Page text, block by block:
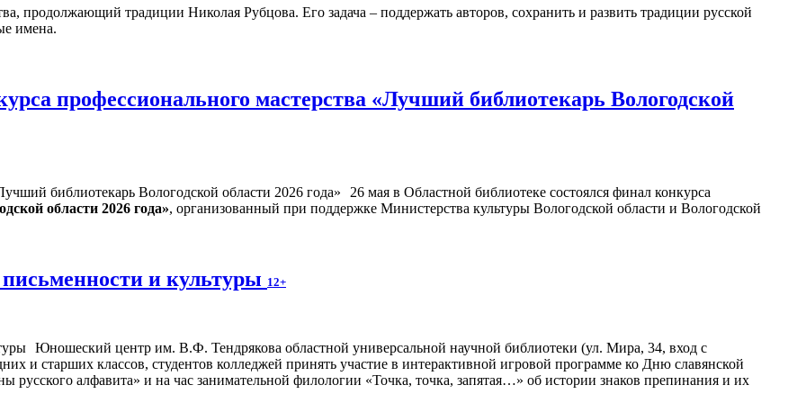
продолжающий традиции Николая Рубцова. Его задача – поддержать авторов, сохранить и развить традиции русской
имена.
профессионального мастерства «Лучший библиотекарь Вологодской
26 мая в Областной библиотеке состоялся финал конкурса
области 2026 года», организованный при поддержке Министерства культуры Вологодской области и Вологодской
и культуры 12+
Юношеский центр им. В.Ф. Тендрякова областной универсальной научной библиотеки (ул. Мира, 34, вход с
и старших классов, студентов колледжей принять участие в интерактивной игровой программе ко Дню славянской
русского алфавита» и на час занимательной филологии «Точка, точка, запятая…» об истории знаков препинания и их